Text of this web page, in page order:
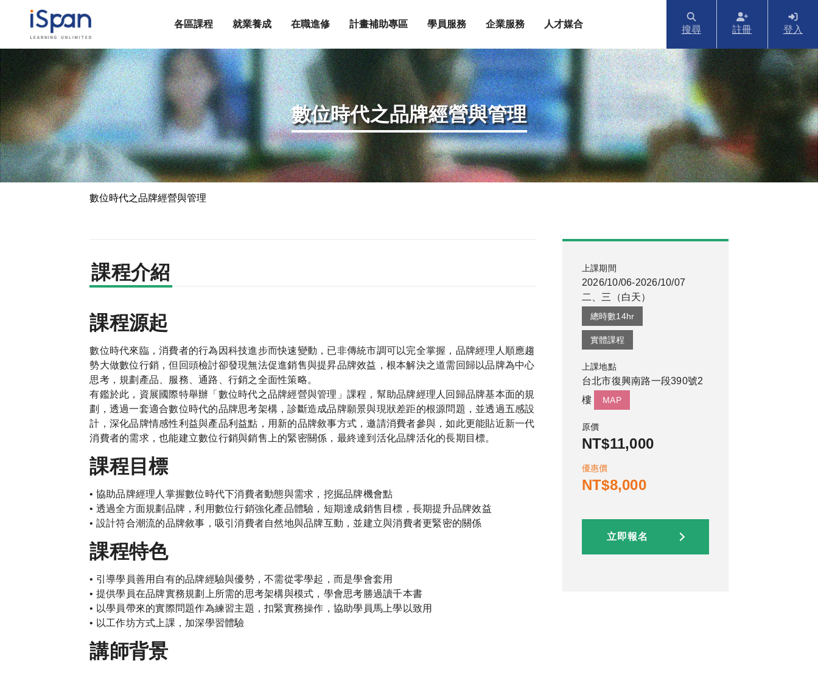
各區課程 就業養成 在職進修 計畫補助專區 學員服務 企業服務 人才媒合
搜尋 註冊 登入
數位時代之品牌經營與管理
數位時代之品牌經營與管理
課程介紹
課程源起
數位時代來臨，消費者的行為因科技進步而快速變動，已非傳統市調可以完全掌握，品牌經理人順應趨
勢大做數位行銷，但回頭檢討卻發現無法促進銷售與提昇品牌效益，根本解決之道需回歸以品牌為中心
思考，規劃產品、服務、通路、行銷之全面性策略。
有鑑於此，資展國際特舉辦「數位時代之品牌經營與管理」課程，幫助品牌經理人回歸品牌基本面的規
劃，透過一套適合數位時代的品牌思考架構，診斷造成品牌願景與現狀差距的根源問題，並透過五感設
計，深化品牌情感性利益與產品利益點，用新的品牌敘事方式，邀請消費者參與，如此更能貼近新一代
消費者的需求，也能建立數位行銷與銷售上的緊密關係，最終達到活化品牌活化的長期目標。
課程目標
• 協助品牌經理人掌握數位時代下消費者動態與需求，挖掘品牌機會點
• 透過全方面規劃品牌，利用數位行銷強化產品體驗，短期達成銷售目標，長期提升品牌效益
• 設計符合潮流的品牌敘事，吸引消費者自然地與品牌互動，並建立與消費者更緊密的關係
課程特色
• 引導學員善用自有的品牌經驗與優勢，不需從零學起，而是學會套用
• 提供學員在品牌實務規劃上所需的思考架構與模式，學會思考勝過讀千本書
• 以學員帶來的實際問題作為練習主題，扣緊實務操作，協助學員馬上學以致用
• 以工作坊方式上課，加深學習體驗
講師背景
上課期間
2026/10/06-2026/10/07
二、三 （白天）
總時數14hr
實體課程
上課地點
台北市復興南路一段390號2
樓
MAP
原價
NT$11,000
優惠價
NT$8,000
立即報名